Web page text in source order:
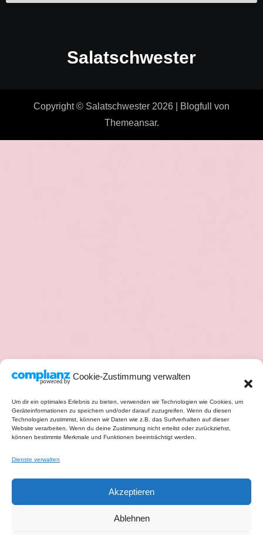
Cookie-Zustimmung verwalten
Um dir ein optimales Erlebnis zu bieten, verwenden wir Technologien wie Cookies, um
Geräteinformationen zu speichern und/oder darauf zuzugreifen. Wenn du diesen
Technologien zustimmst, können wir Daten wie z.B. das Surfverhalten auf dieser
Website verarbeiten. Wenn du deine Zustimmung nicht erteilst oder zurückziehst,
können bestimmte Merkmale und Funktionen beeinträchtigt werden.
Dienste verwalten
Akzeptieren
Ablehnen
Salatschwester
Copyright © Salatschwester 2026 Blogfull
von
Themeansar.